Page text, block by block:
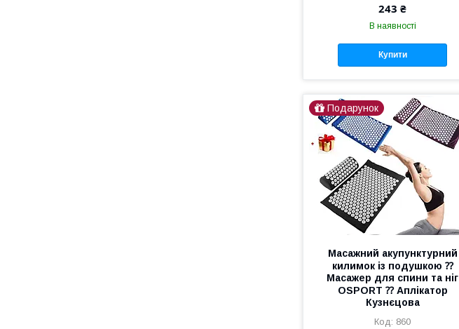
243 ₴
В наявності
Купити
Подарунок
Масажний акупунктурний
килимок із подушкою ⁇
Масажер для спини та ніг
OSPORT ⁇ Аплікатор
Кузнєцова
860